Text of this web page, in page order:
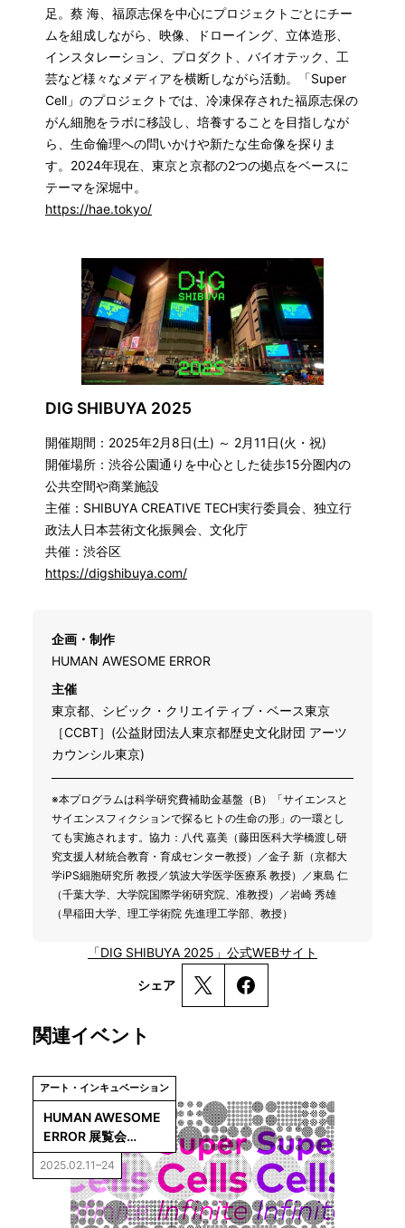
足。蔡 海、福原志保を中心にプロジェクトごとにチー
ムを組成しながら、映像、ドローイング、立体造形、
インスタレーション、プロダクト、バイオテック、工
芸など様々なメディアを横断しながら活動。「Super
Cell」のプロジェクトでは、冷凍保存された福原志保の
がん細胞をラボに移設し、培養することを目指しなが
ら、生命倫理への問いかけや新たな生命像を探りま
す。2024年現在、東京と京都の2つの拠点をベースに
テーマを深堀中。
https://hae.tokyo/
DIG SHIBUYA 2025
開催期間：2025年2月8日(土) ～ 2月11日(火・祝)
開催場所：渋谷公園通りを中心とした徒歩15分圏内の
公共空間や商業施設
主催：SHIBUYA CREATIVE TECH実行委員会、独立行
政法人日本芸術文化振興会、文化庁
共催：渋谷区
https://digshibuya.com/
企画・制作
HUMAN AWESOME ERROR
主催
東京都、シビック・クリエイティブ・ベース東京
［CCBT］(公益財団法人東京都歴史文化財団 アーツ
カウンシル東京)
※本プログラムは科学研究費補助金基盤（B）「サイエンスと
サイエンスフィクションで探るヒトの生命の形」の一環とし
ても実施されます。協力：八代 嘉美（藤田医科大学橋渡し研
究支援人材統合教育・育成センター教授）／金子 新（京都大
学iPS細胞研究所 教授／筑波大学医学医療系 教授）／東島 仁
（千葉大学、大学院国際学術研究院、准教授）／岩崎 秀雄
（早稲田大学、理工学術院 先進理工学部、教授）
「DIG SHIBUYA 2025」公式WEBサイト
シェア
関連イベント
アート・インキュベーション
HUMAN AWESOME
ERROR 展覧会
「Super Cells
Infinite」
2025.02.11–24